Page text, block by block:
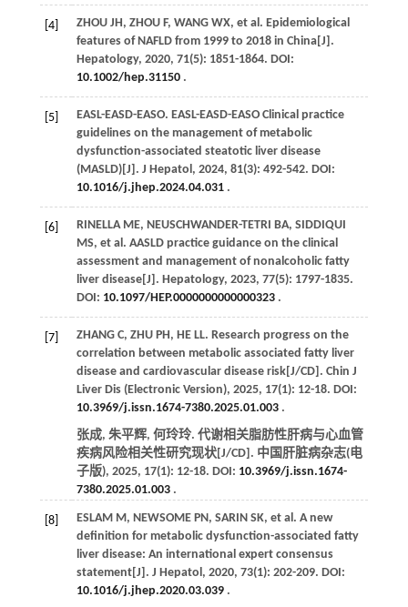
[4] ZHOU JH, ZHOU F, WANG WX, et al . Epidemiological
features of NAFLD from 1999 to 2018 in China[J].
Hepatology, 2020, 71(5): 1851-1864. DOI:
10.1002/hep.31150.
[5]
EASL-EASD-EASO. EASL-EASD-EASO Clinical practice
guidelines on the management of metabolic
dysfunction-associated steatotic liver disease
(MASLD)[J]. J Hepatol , 2024, 81(3): 492-542. DOI:
10.1016/j.jhep.2024.04.031.
[6] RINELLA ME, NEUSCHWANDER-TETRI BA, SIDDIQUI
MS, et al . AASLD practice guidance on the clinical
assessment and management of nonalcoholic fatty
liver disease[J]. Hepatology, 2023, 77(5): 1797-1835.
DOI: 10.1097/HEP.0000000000000323.
[7] ZHANG C, ZHU PH, HE LL. Research progress on the
correlation between metabolic associated fatty liver
disease and cardiovascular disease risk[J/CD]. Chin J
Liver Dis (Electronic Version), 2025, 17(1): 12-18. DOI:
10.3969/j.issn.1674-7380.2025.01.003.
张成, 朱平辉, 何玲玲. 代谢相关脂肪性肝病与心血管
疾病风险相关性研究现状[J/CD]. 中国肝脏病杂志(电
子版), 2025, 17(1): 12-18. DOI: 10.3969/j.issn.1674-
7380.2025.01.003.
[8] ESLAM M, NEWSOME PN, SARIN SK, et al . A new
definition for metabolic dysfunction-associated fatty
liver disease: An international expert consensus
statement[J]. J Hepatol , 2020, 73(1): 202-209. DOI:
10.1016/j.jhep.2020.03.039.